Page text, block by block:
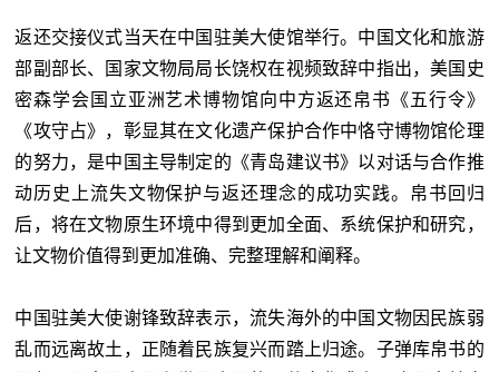
返还交接仪式当天在中国驻美大使馆举行。中国文化和旅游
部副部长、国家文物局局长饶权在视频致辞中指出，美国史
密森学会国立亚洲艺术博物馆向中方返还帛书《五行令》
《攻守占》，彰显其在文化遗产保护合作中恪守博物馆伦理
的努力，是中国主导制定的《青岛建议书》以对话与合作推
动历史上流失文物保护与返还理念的成功实践。帛书回归
后，将在文物原生环境中得到更加全面、系统保护和研究，
让文物价值得到更加准确、完整理解和阐释。
中国驻美大使谢锋致辞表示，流失海外的中国文物因民族弱
乱而远离故土，正随着民族复兴而踏上归途。子弹库帛书的